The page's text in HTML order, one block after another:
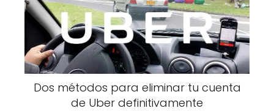
Dos métodos para eliminar tu cuenta
de Uber definitivamente